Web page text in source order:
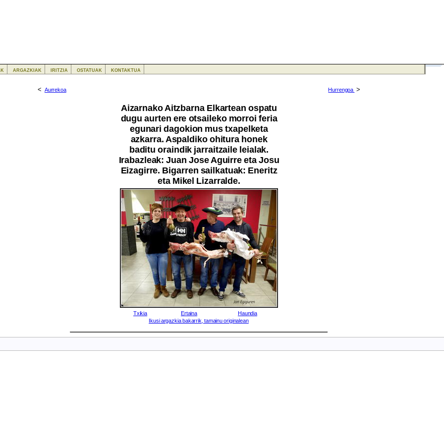
< Aurrekoa
Aizarnako Aitzbarna Elkartean ospatu
dugu aurten ere otsaileko morroi feria
egunari dagokion mus txapelketa
azkarra. Aspaldiko ohitura honek
baditu oraindik jarraitzaile leialak.
Irabazleak: Juan Jose Aguirre eta Josu
Eizagirre. Bigarren sailkatuak: Eneritz
eta Mikel Lizarralde.
Hurrengoa >
Txikia Ertaina
Haundia
Ikusi argazkia bakarrik, tamainu originalean
argazkiak iritzia ostatuak kontaktua